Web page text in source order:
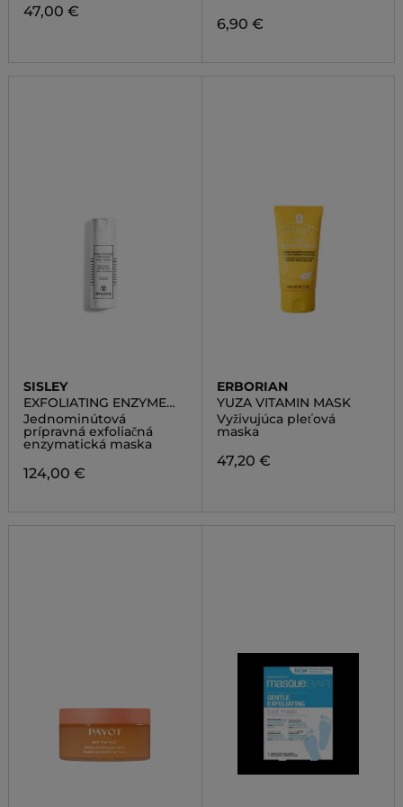
47,00 €
6,90 €
SISLEY
EXFOLIATING ENZYME
MASK
Jednominútová
prípravná exfoliačná
enzymatická maska
124,00 €
ERBORIAN
YUZA VITAMIN MASK
Vyživujúca pleťová
maska
47,20 €